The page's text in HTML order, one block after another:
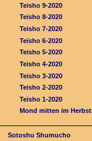
Teisho 9-2020
Teisho 8-2020
Teisho 7-2020
Teisho 6-2020
Teisho 5-2020
Teisho 4-2020
Teisho 3-2020
Teisho 2-2020
Teisho 1-2020
Mond mitten im Herbst
Sotoshu Shumucho